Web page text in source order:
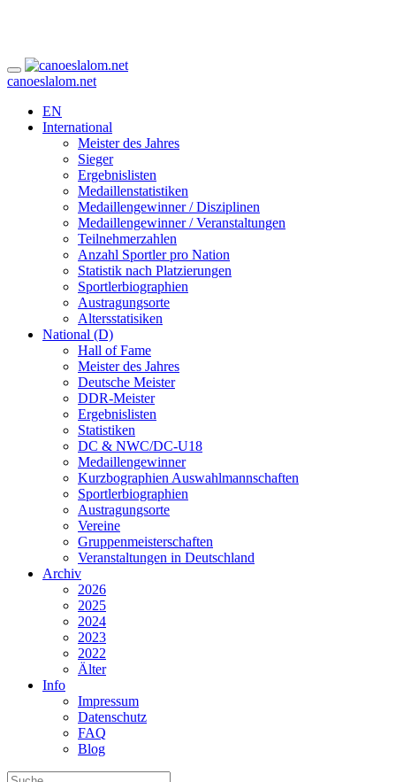
canoeslalom.net
EN
International
Meister des Jahres
Sieger
Ergebnislisten
Medaillenstatistiken
Medaillengewinner / Disziplinen
Medaillengewinner / Veranstaltungen
Teilnehmerzahlen
Anzahl Sportler pro Nation
Statistik nach Platzierungen
Sportlerbiographien
Austragungsorte
Altersstatisiken
National (D)
Hall of Fame
Meister des Jahres
Deutsche Meister
DDR-Meister
Ergebnislisten
Statistiken
DC & NWC/DC-U18
Medaillengewinner
Kurzbographien Auswahlmannschaften
Sportlerbiographien
Austragungsorte
Vereine
Gruppenmeisterschaften
Veranstaltungen in Deutschland
Archiv
2026
2025
2024
2023
2022
Älter
Info
Impressum
Datenschutz
FAQ
Blog